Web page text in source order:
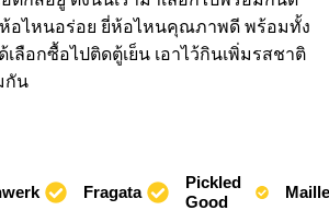
ห้อไหนอร่อย ยี่ห้อไหนคุณภาพดี พร้อมทั้ง
ลือกซื้อไปติดตู้เย็น เอาไว้กินเพิ่มรสชาติ
กัน
Fragata
Pickled
Good
Maille